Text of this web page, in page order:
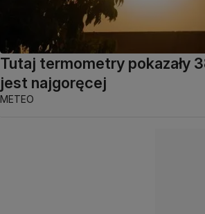
Tutaj termometry pokazały
jest najgoręcej
METEO